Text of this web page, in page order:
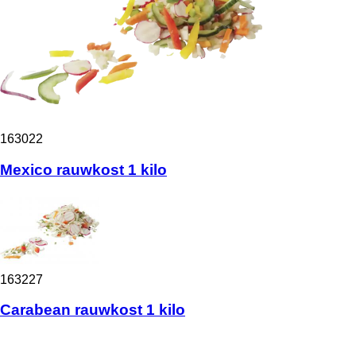
163022
Mexico rauwkost 1 kilo
163227
Carabean rauwkost 1 kilo